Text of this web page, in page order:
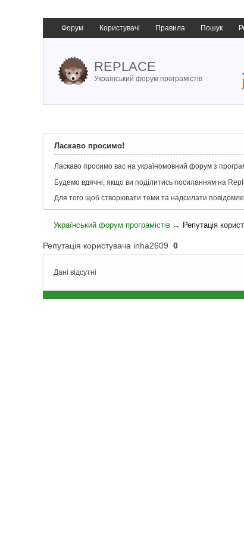
Форум Користувачі Правила Пошук
REPLACE
Український форум програмістів
Ласкаво просимо!
Ласкаво просимо вас на україномовний форум з
Будемо вдячні, якщо ви поділитись посиланням на
Для того щоб створювати теми та надсилати
Український форум програмістів → Репутація
Репутація користувача inha2609 0
Дані відсутні